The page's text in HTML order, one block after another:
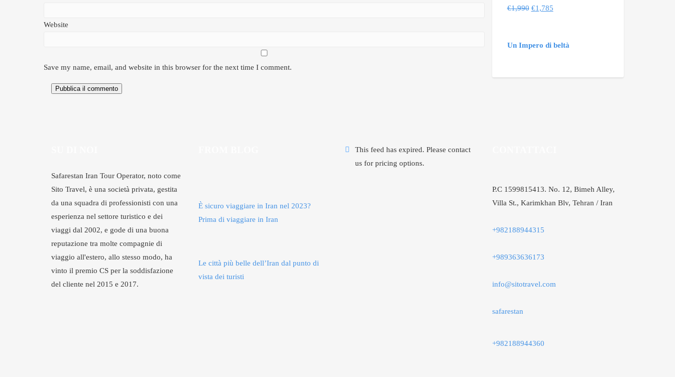
Website
Save my name, email, and website in this browser for the next time I comment.
Pubblica il commento
€1,990 €1,785
Un Impero di beltà
Safarestan Iran Tour Operator, noto come
Sito Travel, è una società privata, gestita
da una squadra di professionisti con una
esperienza nel settore turistico e dei
viaggi dal 2002, e gode di una buona
reputazione tra molte compagnie di
viaggio all'estero, allo stesso modo, ha
vinto il premio CS per la soddisfazione
del cliente nel 2015 e 2017.
È sicuro viaggiare in Iran nel 2023?
Prima di viaggiare in Iran
Le città più belle dell’Iran dal punto di
vista dei turisti
This feed has expired. Please contact
us for pricing options.
P.C 1599815413. No. 12, Bimeh Alley,
Villa St., Karimkhan Blv, Tehran / Iran
+982188944315
+989363636173
info@sitotravel.com
safarestan
+982188944360